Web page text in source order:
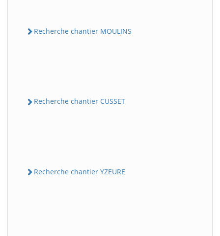
Recherche chantier MOULINS
Recherche chantier CUSSET
Recherche chantier YZEURE